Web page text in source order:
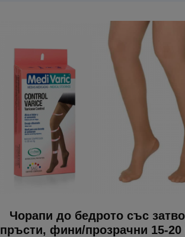
Чорапи до бедрото със
пръсти, фини/прозрачни 15-20